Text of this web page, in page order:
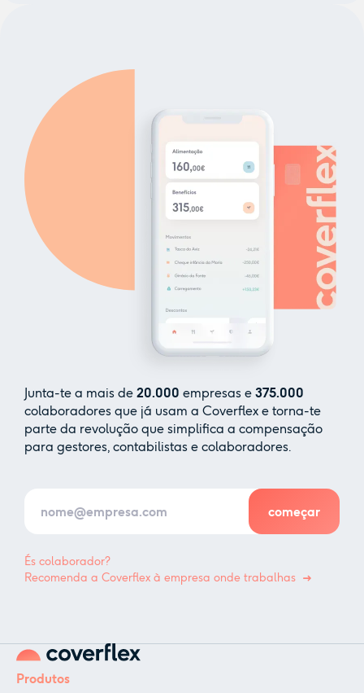
Junta-te a mais de 20.000 empresas e 375.000
colaboradores que já usam a Coverflex e torna-te
parte da revolução que simplifica a compensação
para gestores, contabilistas e colaboradores.
És colaborador?
Recomenda a Coverflex à empresa onde trabalhas
Produtos